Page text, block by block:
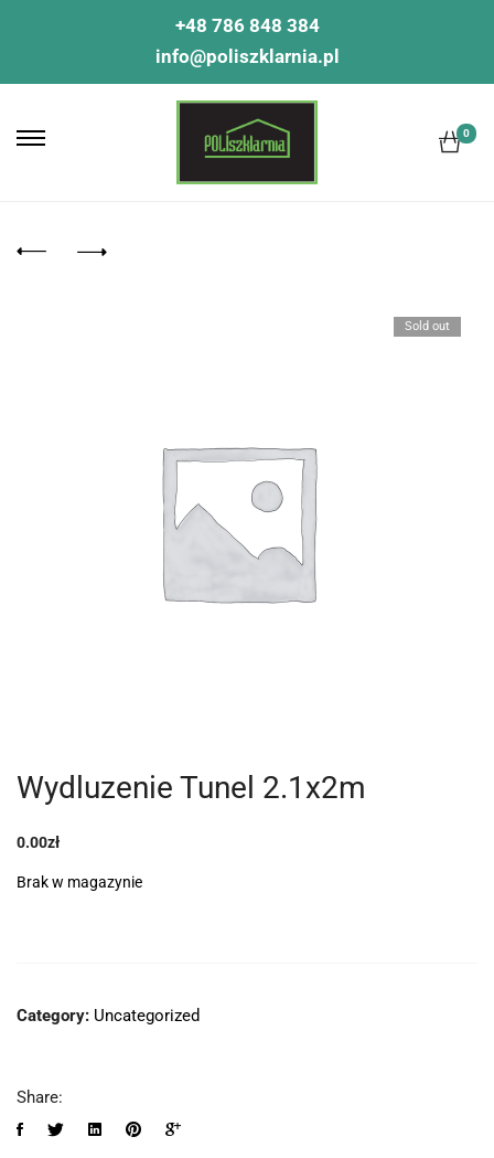
+48 786 848 384
info@poliszklarnia.pl
0
Sold out
Wydluzenie Tunel 2.1x2m
0.00zł
Brak w magazynie
Category: Uncategorized
Share: